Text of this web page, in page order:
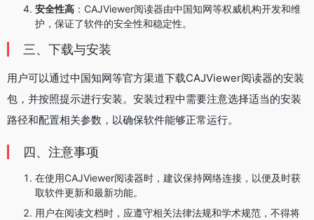
安全性高 ：CAJViewer阅读器由中国知网等权威机构开发和维
护，保证了软件的安全性和稳定性。
三、下载与安装
用户可以通过中国知网等官方渠道下载CAJViewer阅读器的安装
包，并按照提示进行安装。安装过程中需要注意选择适当的安装
路径和配置相关参数，以确保软件能够正常运行。
四、注意事项
在使用CAJViewer阅读器时，建议保持网络连接，以便及时获
取软件更新和最新功能。
用户在阅读文档时，应遵守相关法律法规和学术规范，不得将